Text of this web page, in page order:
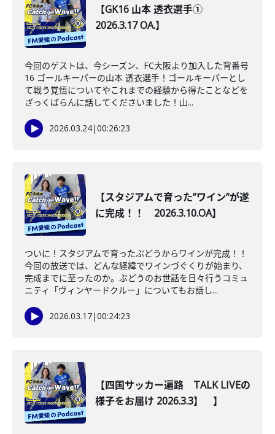
【GK16 山本 透衣選手①
2026.3.17 OA.】
今回のゲストは、今シーズン、FC大阪より加入した背番号
16 ゴールキーパーの山本 透衣選手！ゴールキーパーとし
て戦う覚悟についてやこれまでの経験から得たことなどを
ざっくばらんに話してくださいました！山...
2026.03.24|00:26:23
【スタジアムで育った”ワイン”が遂
に完成！！ 2026.3.10.OA】
ついに！スタジアムで育ったぶどうからワインが完成！！
今回の放送では、どんな経緯でワインづぐくりが始まり、
完成までに至ったのか。ぶどうのお世話を日々行うコミュ
ニティ「ヴィンヤードクルー」についてもお話し...
2026.03.17|00:24:23
【四国サッカー遍路 TALK LIVEの
様子をお届け 2026.3.3】 】